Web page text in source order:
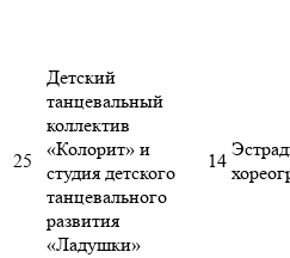
25
Детский
танцевальный
коллектив
«Колорит» и
студия детского
танцевального
развития
«Ладушки»
14